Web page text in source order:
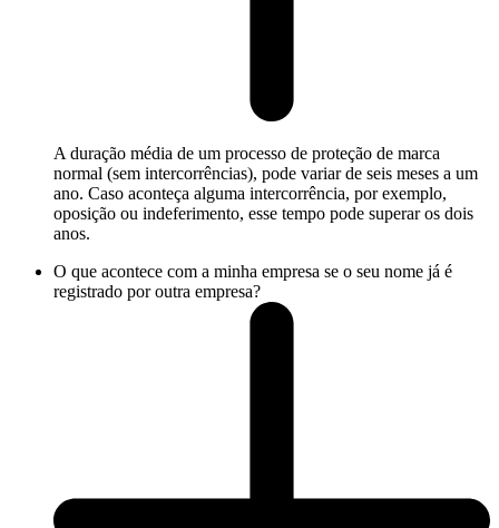
A duração média de um processo de proteção de marca
normal (sem intercorrências), pode variar de seis meses a um
ano. Caso aconteça alguma intercorrência, por exemplo,
oposição ou indeferimento, esse tempo pode superar os dois
anos.
O que acontece com a minha empresa se o seu nome já é
registrado por outra empresa?